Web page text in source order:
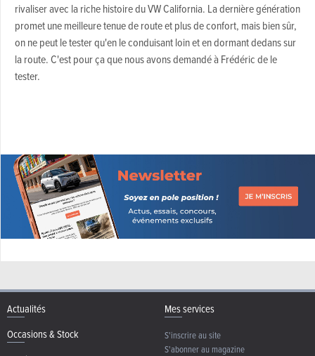
rivaliser avec la riche histoire du VW California. La dernière génération
promet une meilleure tenue de route et plus de confort, mais bien sûr,
on ne peut le tester qu'en le conduisant loin et en dormant dedans sur
la route. C'est pour ça que nous avons demandé à Frédéric de le
tester.
Actualités
Occasions & Stock
Mes services
S'inscrire au site
S'abonner au magazine